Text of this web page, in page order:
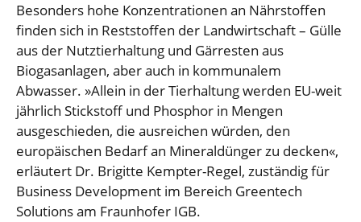
Besonders hohe Konzentrationen an Nährstoffen
finden sich in Reststoffen der Landwirtschaft – Gülle
aus der Nutztierhaltung und Gärresten aus
Biogasanlagen, aber auch in kommunalem
Abwasser. »Allein in der Tierhaltung werden EU-weit
jährlich Stickstoff und Phosphor in Mengen
ausgeschieden, die ausreichen würden, den
europäischen Bedarf an Mineraldünger zu decken«,
erläutert Dr. Brigitte Kempter-Regel, zuständig für
Business Development im Bereich Greentech
Solutions am Fraunhofer IGB.